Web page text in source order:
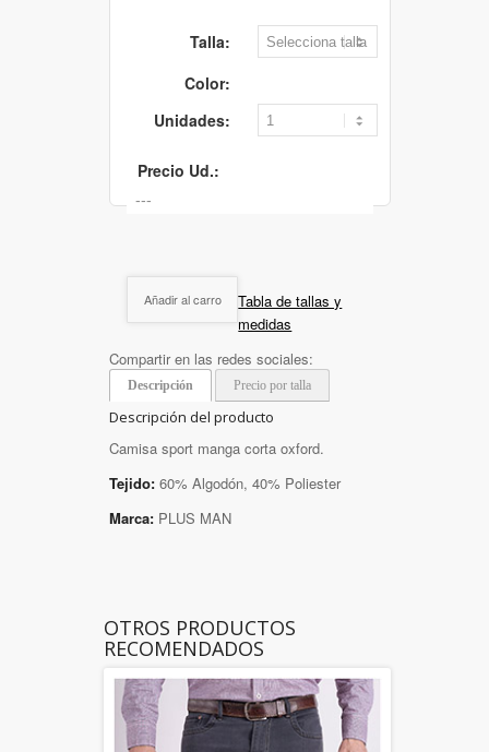
Talla:
Color:
Unidades:
Precio Ud.:
Añadir al carro
Tabla de tallas y
medidas
Compartir en las redes sociales:
Descripción Precio por talla
Descripción del producto
Camisa sport manga corta oxford.
Tejido: 60% Algodón, 40% Poliester
Marca: PLUS MAN
OTROS PRODUCTOS
RECOMENDADOS